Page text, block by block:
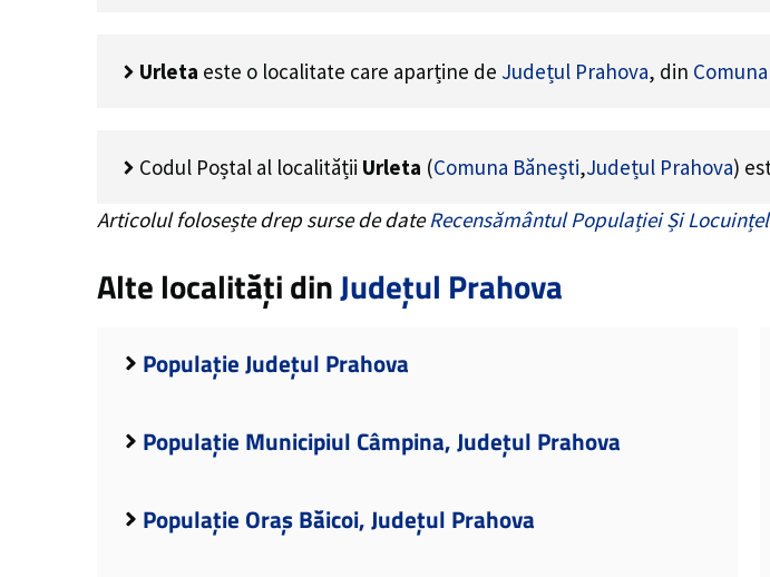
Urleta este o localitate care aparține de Județul Prahova, din
Codul Poștal al localității Urleta (Comuna Bănești,Județul Prahova)
Articolul folosește drep surse de dateRecensământul Populației Și
Alte localități dinJudețul Prahova
Populație Județul Prahova
Populație Municipiul Câmpina, Județul Prahova
Populație Oraș Băicoi, Județul Prahova